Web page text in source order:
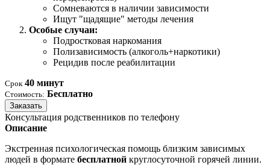
Сомневаются в наличии зависимости
Ищут "щадящие" методы лечения
Особые случаи:
Подростковая наркомания
Полизависимость (алкоголь+наркотики)
Рецидив после реабилитации
Срок 40 минут
Стоимость: Бесплатно
Заказать
Консультация родственников по телефону
Описание
Экстренная психологическая помощь близким зависимых
людей в формате бесплатной круглосуточной горячей линии.